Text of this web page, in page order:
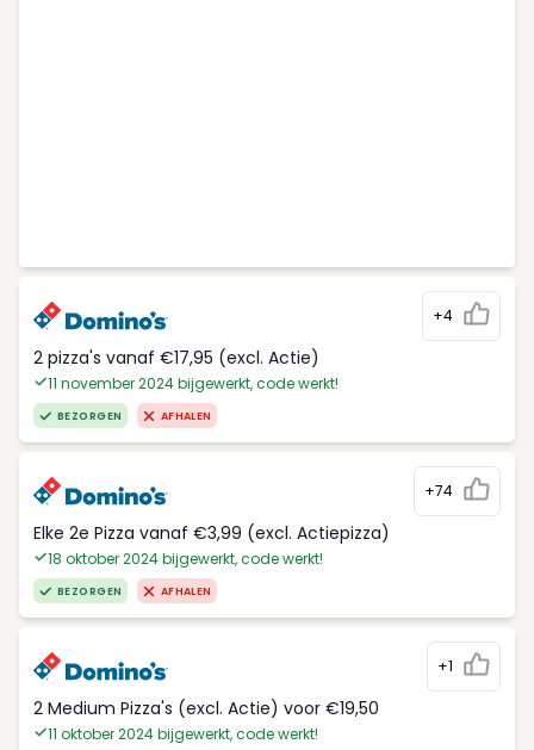
+4
2 pizza's vanaf €17,95 (excl. Actie)
11 november 2024 bijgewerkt, code werkt!
BEZORGEN AFHALEN
+74
Elke 2e Pizza vanaf €3,99 (excl. Actiepizza)
18 oktober 2024 bijgewerkt, code werkt!
BEZORGEN AFHALEN
+1
2 Medium Pizza's (excl. Actie) voor €19,50
11 oktober 2024 bijgewerkt, code werkt!